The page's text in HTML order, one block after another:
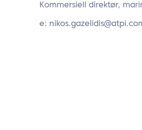
Kommersiell direktør,
e: